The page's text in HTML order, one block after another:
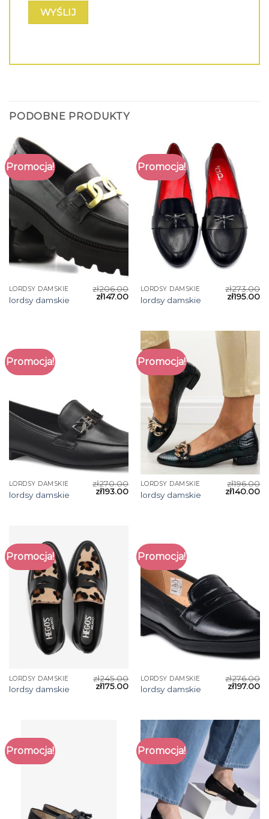
PODOBNE PRODUKTY
Promocja!
LORDSY DAMSKIE
lordsy damskie
zł206.00
zł147.00
Promocja!
LORDSY DAMSKIE
lordsy damskie
zł273.00
zł195.00
Promocja!
LORDSY DAMSKIE
lordsy damskie
zł270.00
zł193.00
Promocja!
LORDSY DAMSKIE
lordsy damskie
zł196.00
zł140.00
Promocja!
LORDSY DAMSKIE
lordsy damskie
zł245.00
zł175.00
Promocja!
LORDSY DAMSKIE
lordsy damskie
zł276.00
zł197.00
Promocja! Promocja!